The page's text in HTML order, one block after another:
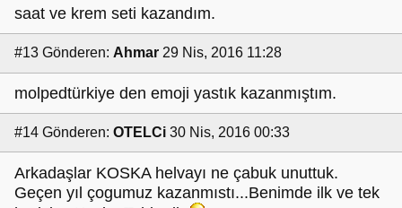
saat ve krem seti kazandım.
#13 Gönderen: Ahmar 29 Nis, 2016 11:28
molpedtürkiye den emoji yastık kazanmıştım.
#14 Gönderen: OTELCi 30 Nis, 2016 00:33
Arkadaşlar KOSKA helvayı ne çabuk unuttuk.
Geçen yıl çogumuz kazanmıstı...Benimde ilk ve tek